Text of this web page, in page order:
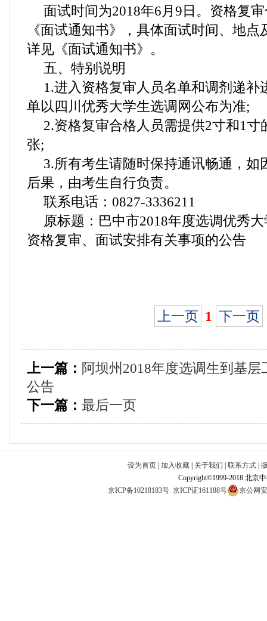
面试时间为2018年6月9日。资格复
《面试通知书》，具体面试时间、地
详见《面试通知书》。
五、特别说明
1.进入资格复审人员名单和调剂递补
单以四川优秀大学生选调网公布为准;
2.资格复审合格人员需提供2寸和1寸
张;
3.所有考生请随时保持通讯畅通，如
后果，由考生自行负责。
联系电话：0827-3336211
原标题：巴中市2018年度选调优秀
资格复审、面试安排有关事项的公告
上一页 1 下一页
上一篇： 阿坝州2018年度选调生到基
公告
下一篇： 最后一页
设为首页 加入收藏 关于我们 联系方式
Copyright©1999-2018 北京
京ICP备10218183号 京ICP证161188号 京公网